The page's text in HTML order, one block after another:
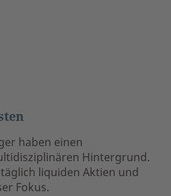
haben einen
Hintergrund.
liquiden Aktien und
Fokus.